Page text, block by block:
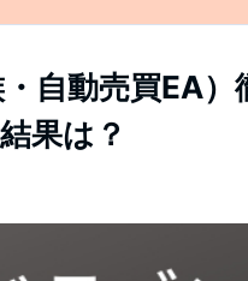
自動売買EA）
果は？